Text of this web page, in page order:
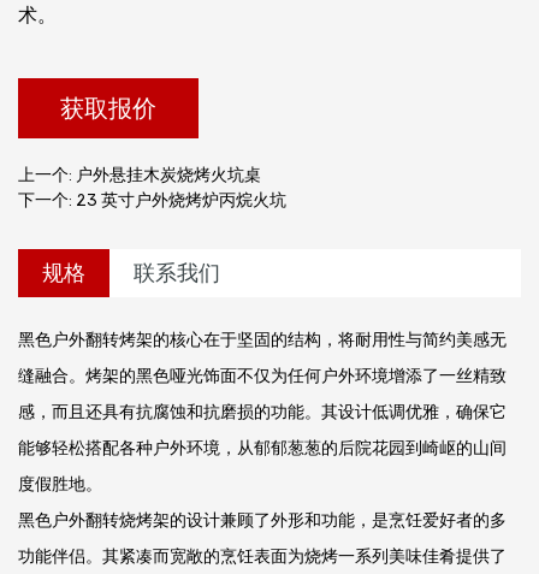
术。
获取报价
上一个: 户外悬挂木炭烧烤火坑桌
下一个: 23 英寸户外烧烤炉丙烷火坑
规格 联系我们
黑色户外翻转烤架的核心在于坚固的结构，将耐用性与简约美感无
缝融合。烤架的黑色哑光饰面不仅为任何户外环境增添了一丝精致
感，而且还具有抗腐蚀和抗磨损的功能。其设计低调优雅，确保它
能够轻松搭配各种户外环境，从郁郁葱葱的后院花园到崎岖的山间
度假胜地。
黑色户外翻转烧烤架的设计兼顾了外形和功能，是烹饪爱好者的多
功能伴侣。其紧凑而宽敞的烹饪表面为烧烤一系列美味佳肴提供了